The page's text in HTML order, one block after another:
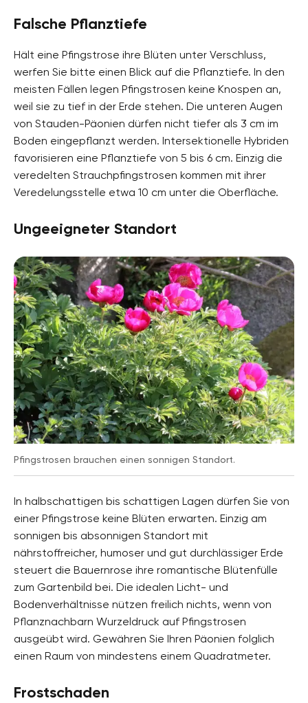
Falsche Pflanztiefe
Hält eine Pfingstrose ihre Blüten unter Verschluss,
werfen Sie bitte einen Blick auf die Pflanztiefe. In den
meisten Fällen legen Pfingstrosen keine Knospen an,
weil sie zu tief in der Erde stehen. Die unteren Augen
von Stauden-Päonien dürfen nicht tiefer als 3 cm im
Boden eingepflanzt werden. Intersektionelle Hybriden
favorisieren eine Pflanztiefe von 5 bis 6 cm. Einzig die
veredelten Strauchpfingstrosen kommen mit ihrer
Veredelungsstelle etwa 10 cm unter die Oberfläche.
Ungeeigneter Standort
Pfingstrosen brauchen einen sonnigen Standort.
In halbschattigen bis schattigen Lagen dürfen Sie von
einer Pfingstrose keine Blüten erwarten. Einzig am
sonnigen bis absonnigen Standort mit
nährstoffreicher, humoser und gut durchlässiger Erde
steuert die Bauernrose ihre romantische Blütenfülle
zum Gartenbild bei. Die idealen Licht- und
Bodenverhältnisse nützen freilich nichts, wenn von
Pflanznachbarn Wurzeldruck auf Pfingstrosen
ausgeübt wird. Gewähren Sie Ihren Päonien folglich
einen Raum von mindestens einem Quadratmeter.
Frostschaden